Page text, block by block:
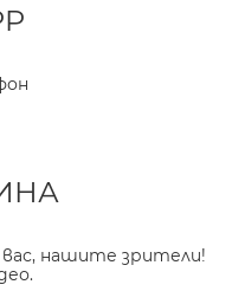
нашите зрители!